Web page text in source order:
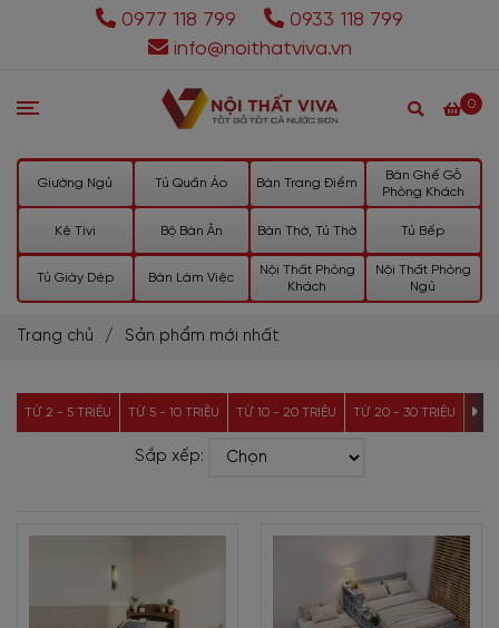
0977 118 799
0933 118 799
info@noithatviva.vn
0
Giường Ngủ Tủ Quần Áo Bàn Trang Điểm
Bàn Ghế Gỗ
Phòng Khách
Kệ Tivi Bộ Bàn Ăn Bàn Thờ, Tủ Thờ Tủ Bếp
Tủ Giày Dép Bàn Làm Việc
Nội Thất Phòng
Khách
Nội Thất Phòng
Ngủ
Trang chủ / Sản phẩm mới nhất
TỪ 2 - 5 TRIỆU TỪ 5 - 10 TRIỆU TỪ 10 - 20 TRIỆU TỪ 20 - 30 TRIỆU TỪ
Sắp xếp: